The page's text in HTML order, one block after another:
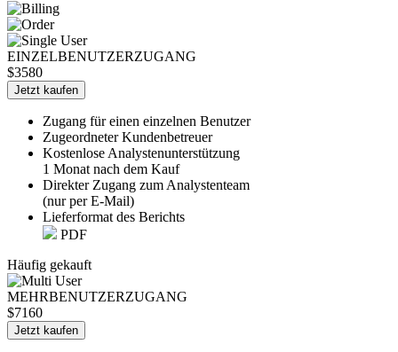
EINZELBENUTZERZUGANG
$3580
Jetzt kaufen
Zugang für einen einzelnen Benutzer
Zugeordneter Kundenbetreuer
Kostenlose Analystenunterstützung
1 Monat nach dem Kauf
Direkter Zugang zum Analystenteam
(nur per E-Mail)
Lieferformat des Berichts
PDF
Häufig gekauft
MEHRBENUTZERZUGANG
$7160
Jetzt kaufen